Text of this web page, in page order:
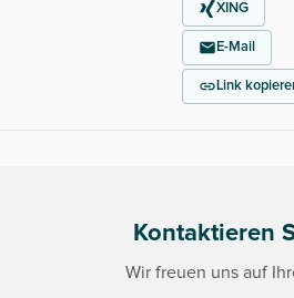
XING
E-Mail
Link
Kontaktieren
Wir freuen uns auf